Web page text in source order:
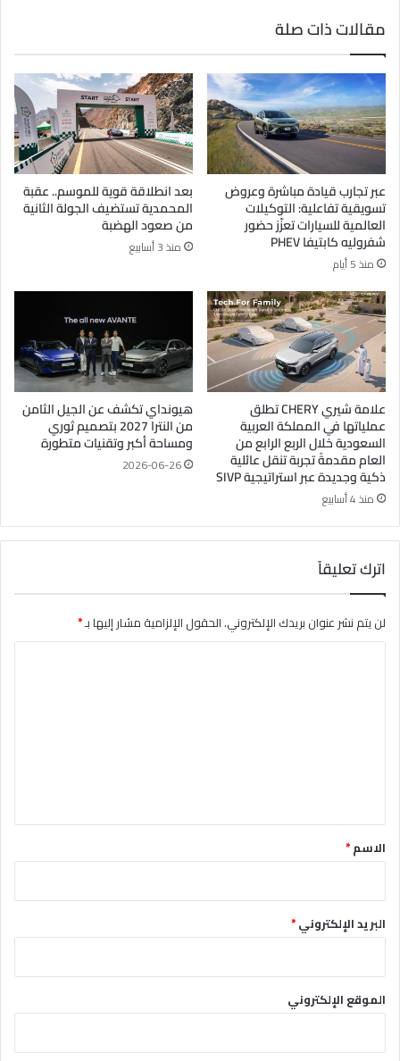
مقالات ذات صلة
عبر تجارب قيادة مباشرة وعروض
تسويقية تفاعلية: التوكيلات
العالمية للسيارات تعزّز حضور
شفروليه كابتيفا PHEV
منذ 5 أيام
بعد انطلاقة قوية للموسم.. عقبة
المحمدية تستضيف الجولة الثانية
من صعود الهضبة
منذ 3 أسابيع
علامة شيري CHERY تطلق
عملياتها في المملكة العربية
السعودية خلال الربع الرابع من
العام مقدمةً تجربة تنقل عائلية
ذكية وجديدة عبر استراتيجية SIVP
منذ 4 أسابيع
هيونداي تكشف عن الجيل الثامن
من النترا 2027 بتصميم ثوري
ومساحة أكبر وتقنيات متطورة
2026-06-26
اترك تعليقاً
لن يتم نشر عنوان بريدك الإلكتروني.الحقول الإلزامية مشار إليها بـ*
*الاسم*
البريد الإلكتروني*
الموقع الإلكتروني